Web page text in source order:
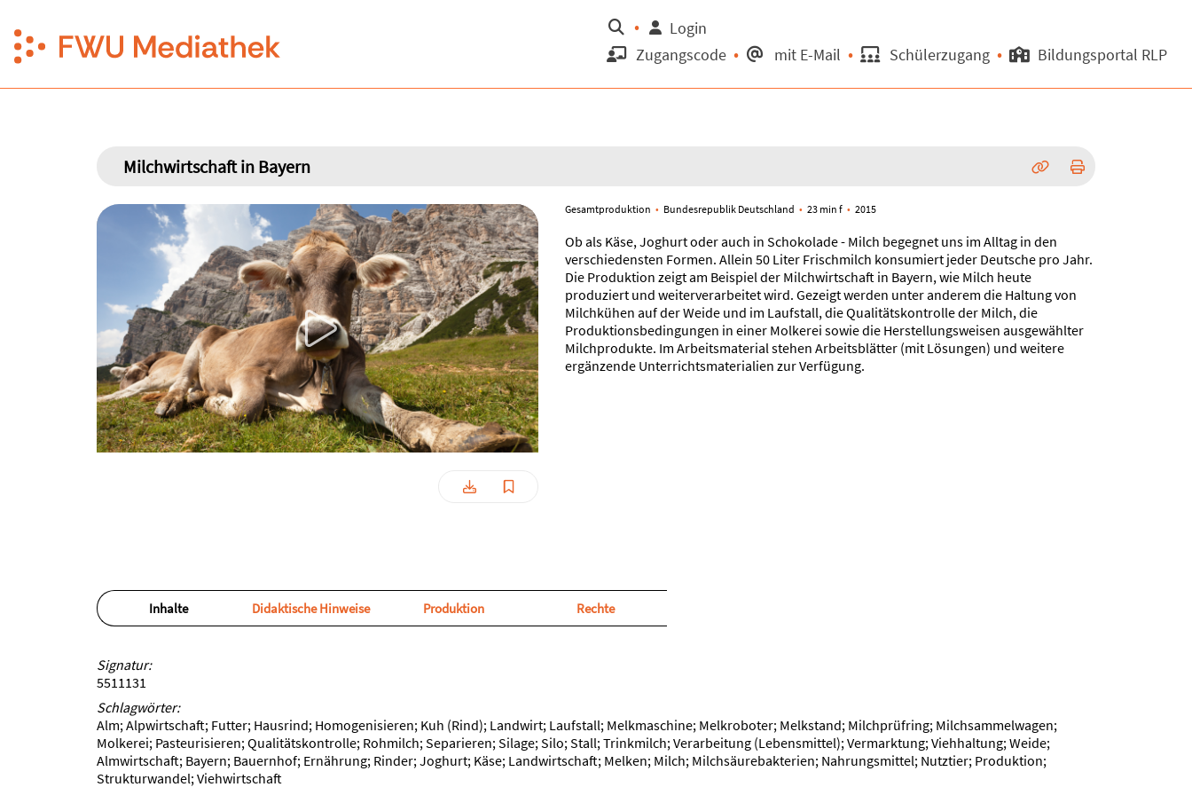
Suche Login
Zugangscode
mit E-Mail Schülerzugang Bildungsportal RLP
Milchwirtschaft in Bayern
Gesamtproduktion Bundesrepublik Deutschland 23 min f 2015
Ob als Käse, Joghurt oder auch in Schokolade - Milch begegnet uns im Alltag in den
verschiedensten Formen. Allein 50 Liter Frischmilch konsumiert jeder Deutsche pro Jahr.
Die Produktion zeigt am Beispiel der Milchwirtschaft in Bayern, wie Milch heute
produziert und weiterverarbeitet wird. Gezeigt werden unter anderem die Haltung von
Milchkühen auf der Weide und im Laufstall, die Qualitätskontrolle der Milch, die
Produktionsbedingungen in einer Molkerei sowie die Herstellungsweisen ausgewählter
Milchprodukte. Im Arbeitsmaterial stehen Arbeitsblätter (mit Lösungen) und weitere
ergänzende Unterrichtsmaterialien zur Verfügung.
Inhalte
Signatur:
5511131
Schlagwörter:
Alm; Alpwirtschaft; Futter; Hausrind; Homogenisieren; Kuh (Rind); Landwirt; Laufstall; Melkmaschine; Melkroboter; Melkstand; Milchprüfring; Milchsammelwagen;
Molkerei; Pasteurisieren; Qualitätskontrolle; Rohmilch; Separieren; Silage; Silo; Stall; Trinkmilch; Verarbeitung (Lebensmittel); Vermarktung; Viehhaltung; Weide;
Almwirtschaft; Bayern; Bauernhof; Ernährung; Rinder; Joghurt; Käse; Landwirtschaft; Melken; Milch; Milchsäurebakterien; Nahrungsmittel; Nutztier; Produktion;
Strukturwandel; Viehwirtschaft
Didaktische Hinweise Produktion Rechte